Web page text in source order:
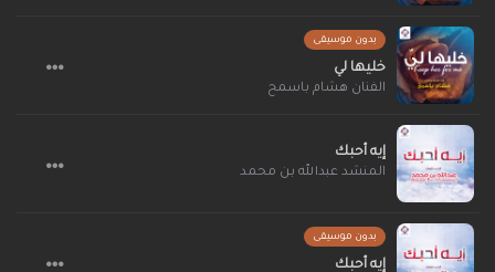
بدون موسيقى
خليها لي
الفنان هشام باسمح
إيه أحبك
المنشد عبدالله بن محمد
بدون موسيقى
إيه أحبك